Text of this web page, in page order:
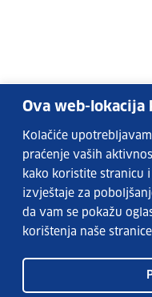
Ova web-lokacija
Kolačiće
praćenje vaših
kako koristite stranicu
izvještaje za
da vam se pokažu
korištenja naše